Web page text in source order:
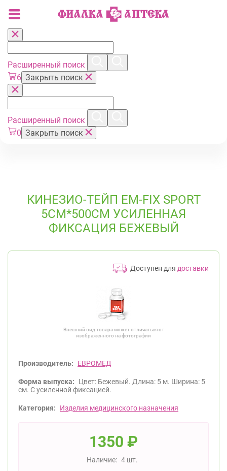
Расширенный поиск
6 Закрыть поиск
Расширенный поиск
0 Закрыть поиск
КИНЕЗИО-ТЕЙП ЕМ-FIX SPORT
5СМ*500СМ УСИЛЕННАЯ
ФИКСАЦИЯ БЕЖЕВЫЙ
Доступен для доставки
Внешний вид товара может отличаться от
изображённого на фотографии
Производитель: ЕВРОМЕД
Форма выпуска:
Цвет: Бежевый. Длина: 5 м. Ширина: 5
см. С усиленной фиксацией.
Категория: Изделия медицинского назначения
1350 ₽
Наличие: 4 шт.